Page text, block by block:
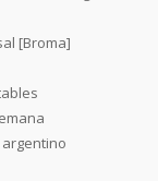
[Broma]